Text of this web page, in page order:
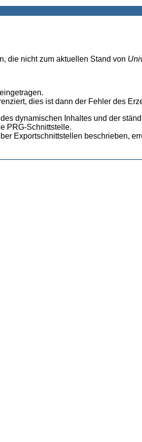
die nicht zum aktuellen Stand von
dies ist dann der Fehler des
dynamischen Inhaltes und der
PRG-Schnittstelle.
Exportschnittstellen beschrieben,